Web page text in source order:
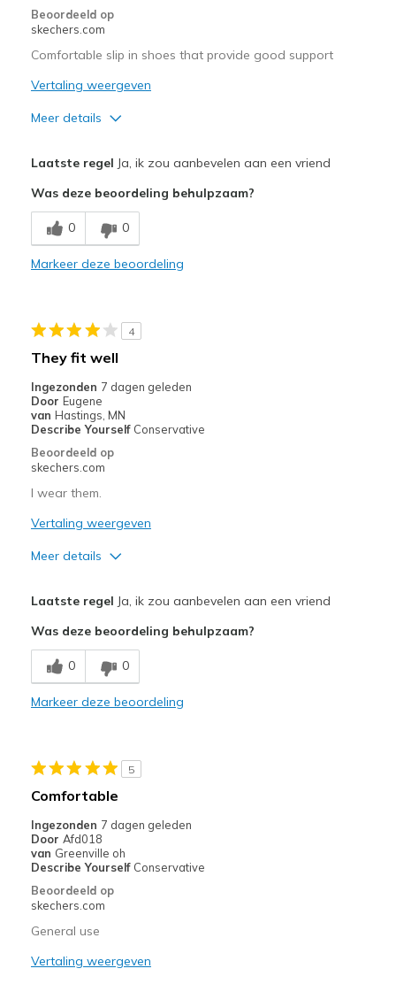
page_id
bezoeken.
Beoordeeld op
skechers.com
Comfortable slip in shoes that provide good support
Vertaling weergeven
Meer details
Comfortable
Stylish
Going Out
Width
Feels true to width
Sizing
View On Shoes
Shoes are for Wearing
Laatste regel Ja, ik zou aanbevelen aan een vriend
Was deze beoordeling behulpzaam?
0 0
Markeer deze beoordeling
4
They fit well
Ingezonden 7 dagen geleden
Door Eugene
van Hastings, MN
Describe Yourself Conservative
Beoordeeld op
skechers.com
I wear them.
Vertaling weergeven
Meer details
Beste toepassingen
Casual Wear
View On Shoes
Shoes are for Wearing
Laatste regel Ja, ik zou aanbevelen aan een vriend
Was deze beoordeling behulpzaam?
0 0
Markeer deze beoordeling
5
Comfortable
Ingezonden 7 dagen geleden
Door Afd018
van Greenville oh
Describe Yourself Conservative
Beoordeeld op
skechers.com
General use
Vertaling weergeven